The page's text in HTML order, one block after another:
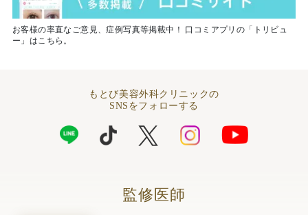
お客様の率直なご意見、症例写真等掲載中！ 口コミアプリの「トリビュ
ー」はこちら。
もとび美容外科クリニックの
SNSをフォローする
監修医師